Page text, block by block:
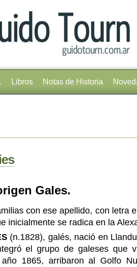
Libros Notas de Historia
Gales.
con ese apellido, con letra
inicialmente se radica en la
(n.1828), galés, nació en
el grupo de galeses que
1865, arribaron al Golfo